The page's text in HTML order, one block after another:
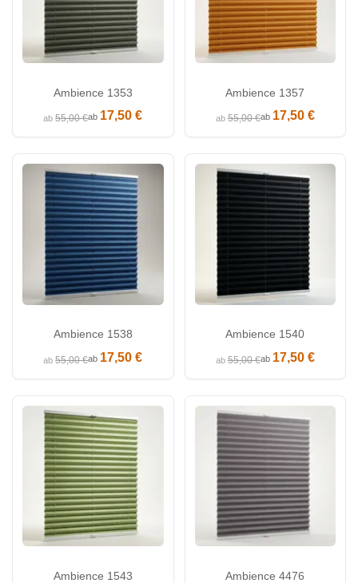
Ambience 1353
ab55,00 €ab 17,50 €
Ambience 1357
ab55,00 €ab 17,50 €
Ambience 1538
ab55,00 €ab 17,50 €
Ambience 1540
ab55,00 €ab 17,50 €
Ambience 1543 Ambience 4476